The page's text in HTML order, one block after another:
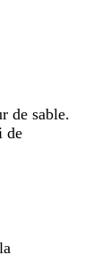
de sable.
de